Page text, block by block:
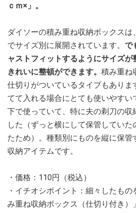
ｃｍ× 」。
ダイソーの積み重ね収納ボックス
でサイズ別に展開されています。 で
ャストフィットするようにサイズが
きれいに整頓ができます。 積み重ね
仕切りがついているタイプもありま
てて入れる場合にとても使いやす
下で使っていて、特に夫の剃刀の収
した（ずっと横にして保管してい
たため）。種類別にものを縦に保
収納アイテムです。
・価格：110円（税込）
・イチオシポイント：細々したも
み重ね収納ボックス（仕切り付き